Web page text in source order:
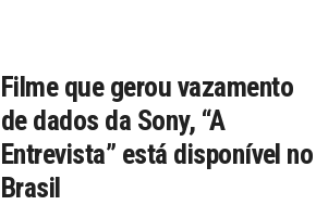
Filme que gerou vazamento
de dados da Sony, “A
Entrevista” está disponível no
Brasil